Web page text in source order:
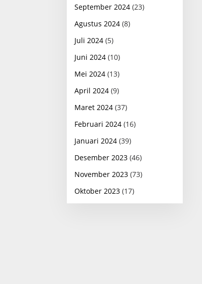
September 2024 (23)
Agustus 2024 (8)
Juli 2024 (5)
Juni 2024 (10)
Mei 2024 (13)
April 2024 (9)
Maret 2024 (37)
Februari 2024 (16)
Januari 2024 (39)
Desember 2023 (46)
November 2023 (73)
Oktober 2023 (17)